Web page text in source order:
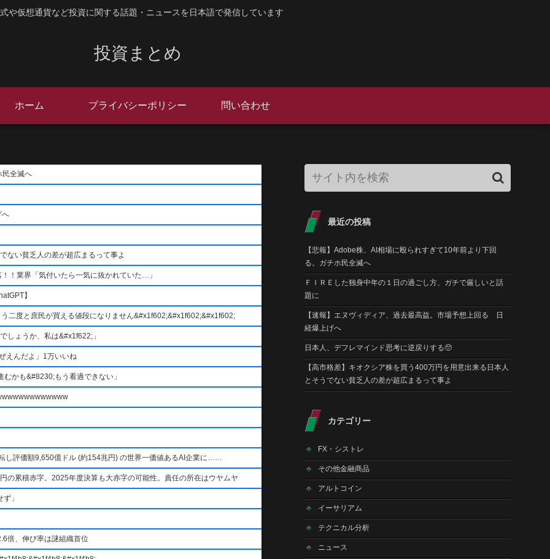
や仮想通貨など投資に関する話題・ニュースを日本語で発信しています
投資まとめ
ホーム プライバシーポリシー 問い合わせ
民全滅へ
へ
ない貧乏人の差が超広まるって事よ
！業界「気付いたら一気に抜かれていた…」
】
二度と庶民が買える値段になりません&#x1f602;&#x1f602;&#x1f602;
しょうか、私は&#x1f622;」
えんだよ」1万いいね
かも&#8230;もう看過できない」
評価額9,650億ドル (約154兆円) の世界一価値あるAI企業に……
の累積赤字。2025年度決算も大赤字の可能性。責任の所在はウヤムヤ
」
倍、伸び率は謎組織首位
最近の投稿
【悲報】Adobe株、AI相場に殴られすぎて10年前より下回
る。ガチホ民全滅へ
ＦＩＲＥした独身中年の１日の過ごし方、ガチで厳しいと話
題に
【速報】エヌヴィディア、過去最高益。市場予想上回る 日
経爆上げへ
日本人、デフレマインド思考に逆戻りする🥺
【高市格差】キオクシア株を買う400万円を用意出来る日本人
とそうでない貧乏人の差が超広まるって事よ
カテゴリー
FX・シストレ
その他金融商品
アルトコイン
イーサリアム
テクニカル分析
ニュース